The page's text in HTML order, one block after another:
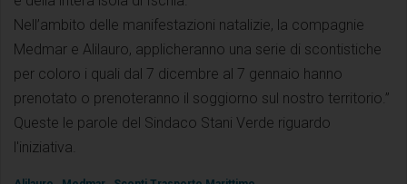
Nell’ambito delle manifestazioni natalizie, la compagnie
Medmar e Alilauro, applicheranno una serie di scontistiche
per coloro i quali dal 7 dicembre al 7 gennaio hanno
prenotato o prenoteranno il soggiorno sul nostro territorio.”
Queste le parole del Sindaco Stani Verde riguardo
l'iniziativa.